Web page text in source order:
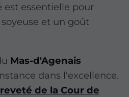
est essentielle pour
et un goût
Mas-d'Agenais
dans l'excellence.
de la Cour de